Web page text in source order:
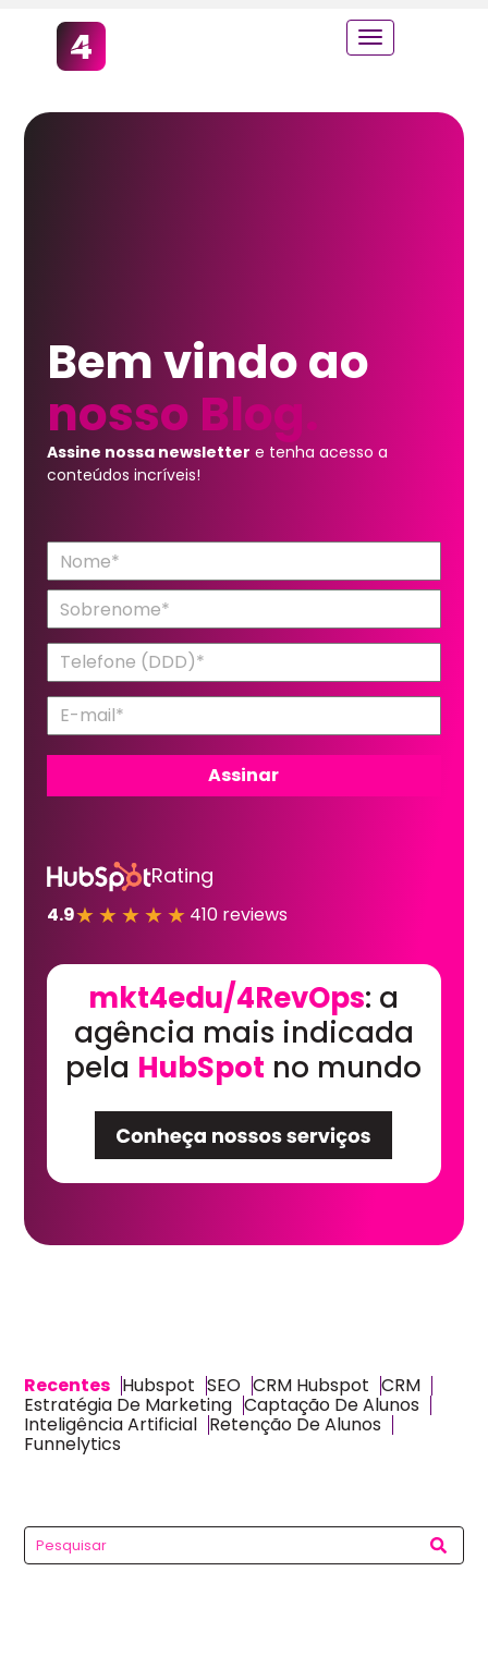
Bem vindo ao
nosso Blog.
Assine nossa newsletter e tenha acesso a
conteúdos incríveis!
Rating
4.9★★★★★ 410 reviews
mkt4edu/4RevOps: a
agência mais indicada
pela HubSpot no mundo
Recentes Hubspot SEO CRM Hubspot CRM
Estratégia De Marketing Captação De Alunos
Inteligência Artificial Retenção De Alunos
Funnelytics